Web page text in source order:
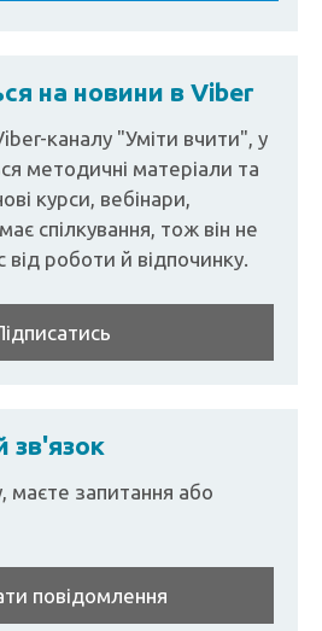
на новини в Viber
каналу "Уміти вчити", у
методичні матеріали та
курси, вебінари,
спілкування, тож він не
від роботи й відпочинку.
зв'язок
запитання або
повідомлення